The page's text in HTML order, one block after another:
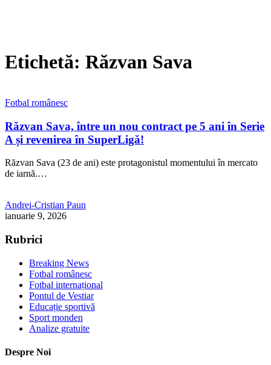
Etichetă: Răzvan Sava
Fotbal românesc
Răzvan Sava, între un nou contract pe 5 ani în Serie
A și revenirea în SuperLigă!
Răzvan Sava (23 de ani) este protagonistul momentului în mercato
de iarnă.…
Andrei-Cristian Paun
ianuarie 9, 2026
Rubrici
Breaking News
Fotbal românesc
Fotbal internațional
Pontul de Vestiar
Educație sportivă
Sport monden
Analize gratuite
Despre Noi